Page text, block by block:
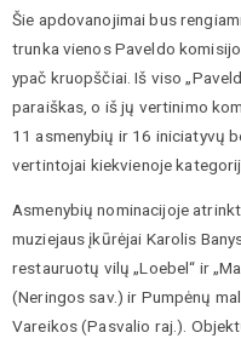
Šie apdovanojimai bus
trunka vienos Paveldo
ypač kruopščiai. Iš viso
paraiškas, o iš jų vertinimo
11 asmenybių ir 16 iniciatyvų
vertintojai kiekvienoje
Asmenybių nominacijoje
muziejaus įkūrėjai Karolis
restauruotų vilų „Loebel“ ir
(Neringos sav.) ir Pumpėnų
Vareikos (Pasvalio raj.).